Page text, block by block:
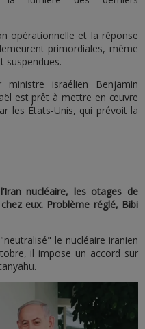
opérationnelle et la réponse
primordiales, même
suspendues.
israélien Benjamin
est prêt à mettre en œuvre
les États-Unis, qui prévoit la
nucléaire, les otages de
eux. Problème réglé, Bibi
le nucléaire iranien
il impose un accord sur